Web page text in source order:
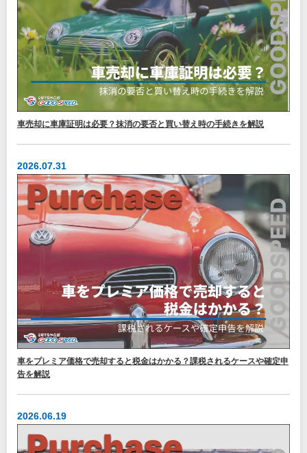
車売却に車庫証明は必要？抹消の要否と買い替え時の手続きを解説
2026.07.31
車をプレミア価格で売却すると税金はかかる？課税されるケースや確定申
告を解説
2026.06.19